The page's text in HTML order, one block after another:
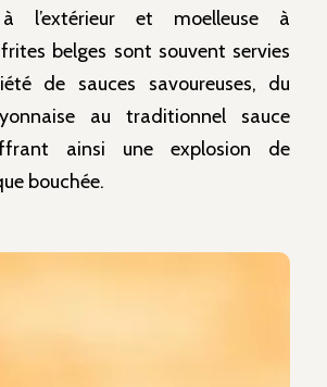
à l’extérieur et moelleuse à
frites belges sont souvent servies
de sauces savoureuses, du
au traditionnel sauce
ainsi une explosion de
bouchée.